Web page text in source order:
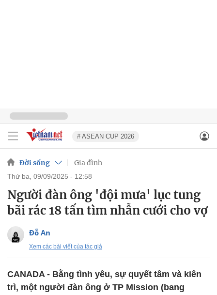
# ASEAN CUP 2026
Đời sống Gia đình
thứ ba, 09/09/2025 - 12:58
Người đàn ông 'đội mưa' lục tung
bãi rác 18 tấn tìm nhẫn cưới cho vợ
Đỗ An
Xem các bài viết của tác giả
CANADA - Bằng tình yêu, sự quyết tâm và kiên
trì, một người đàn ông ở TP Mission (bang